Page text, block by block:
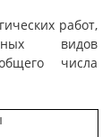
работ,
видов
числа